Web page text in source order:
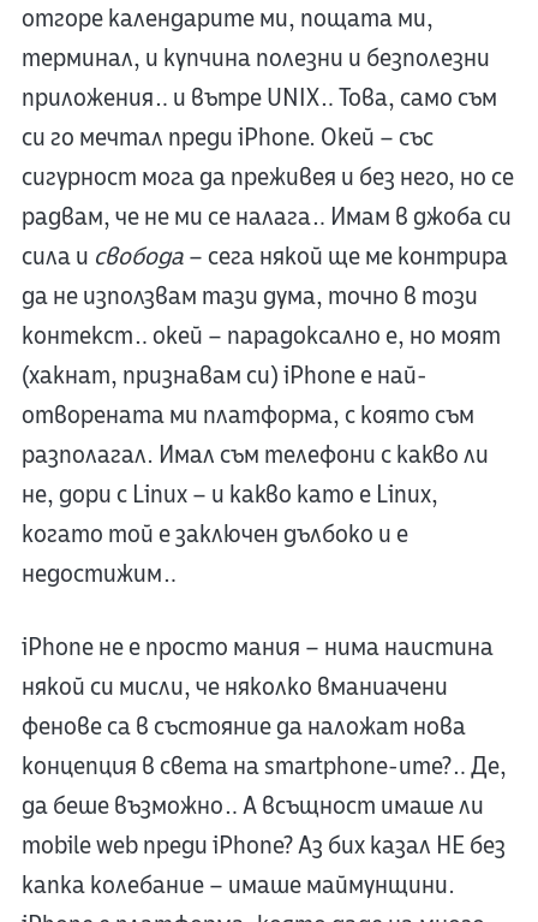
отгоре календарите ми, пощата ми,
терминал, и купчина полезни и безполезни
приложения… и вътре UNIX… Това, само съм
си го мечтал преди iPhone. Окей – със
сигурност мога да преживея и без него, но се
радвам, че не ми се налага… Имам в джоба си
сила и свобода– сега някой ще ме контрира
да не използвам тази дума, точно в този
контекст… окей – парадоксално е, но моят
(хакнат, признавам си) iPhone е най-
отворената ми платформа, с която съм
разполагал. Имал съм телефони с какво ли
не, дори с Linux – и какво като е Linux,
когато той е заключен дълбоко и е
недостижим…
iPhone не е просто мания – нима наистина
някой си мисли, че няколко вманиачени
фенове са в състояние да наложат нова
концепция в света на smartphone-ите?… Де,
да беше възможно… А всъщност имаше ли
mobile web преди iPhone? Аз бих казал НЕ без
капка колебание – имаше маймунщини.